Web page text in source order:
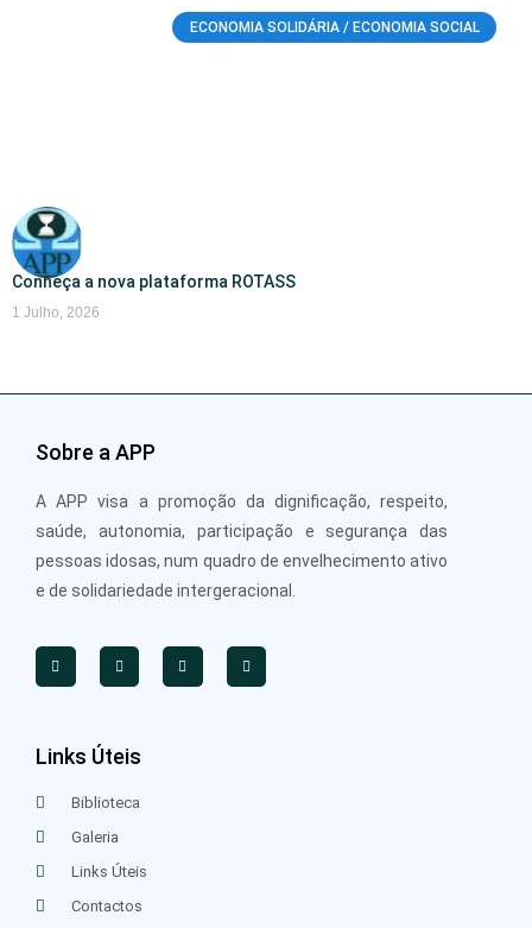
ECONOMIA SOLIDÁRIA / ECONOMIA SOCIAL
Conheça a nova plataforma ROTASS
1 Julho, 2026
Sobre a APP
A APP visa a promoção da dignificação, respeito,
saúde, autonomia, participação e segurança das
pessoas idosas, num quadro de envelhecimento ativo
e de solidariedade intergeracional.
Links Úteis
Biblioteca
Galeria
Links Úteis
Contactos